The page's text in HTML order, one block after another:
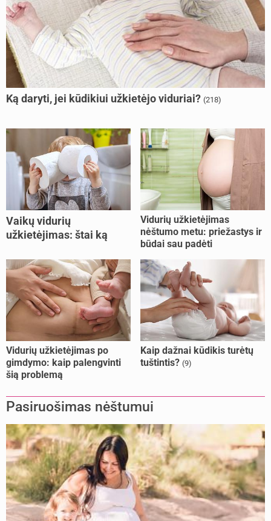
Ką daryti, jei kūdikiui užkietėjo viduriai? (218)
Vaikų vidurių
užkietėjimas: štai ką
Vidurių užkietėjimas
nėštumo metu: priežastys ir
būdai sau padėti
Vidurių užkietėjimas po
gimdymo: kaip palengvinti
šią problemą
Kaip dažnai kūdikis turėtų
tuštintis? (9)
Pasiruošimas nėštumui